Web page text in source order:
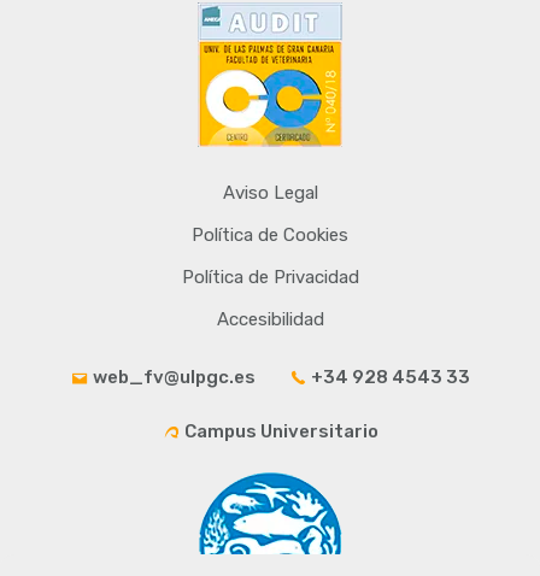
Aviso Legal
Política de Cookies
Política de Privacidad
Accesibilidad
web_fv@ulpgc.es +34 928 4543 33
Campus Universitario